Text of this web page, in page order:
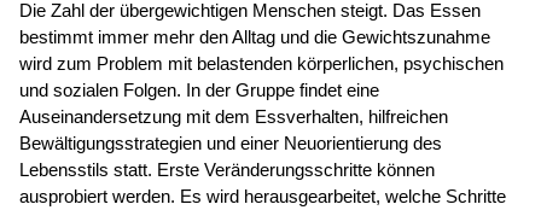
Die Zahl der übergewichtigen Menschen steigt. Das Essen
bestimmt immer mehr den Alltag und die Gewichtszunahme
wird zum Problem mit belastenden körperlichen, psychischen
und sozialen Folgen. In der Gruppe findet eine
Auseinandersetzung mit dem Essverhalten, hilfreichen
Bewältigungsstrategien und einer Neuorientierung des
Lebensstils statt. Erste Veränderungsschritte können
ausprobiert werden. Es wird herausgearbeitet, welche Schritte